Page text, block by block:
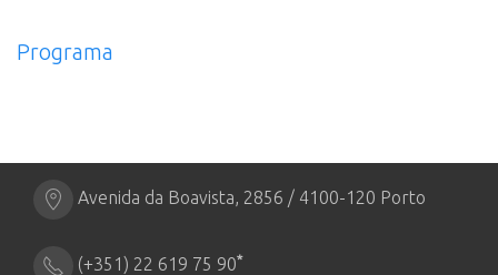
Programa
Avenida da Boavista, 2856 / 4100-120 Porto
(+351) 22 619 75 90*